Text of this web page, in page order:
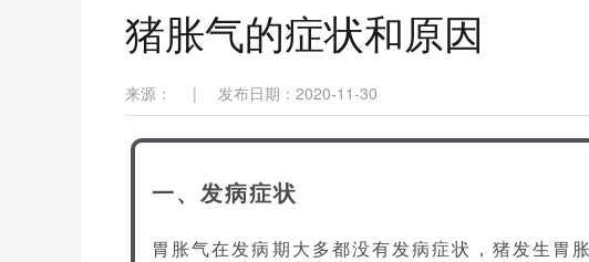
猪胀气的症状和原因
来源： | 发布日期：2020-11-30
一、发病症状
胃胀气在发病期大多都没有发病症状，猪发生胃